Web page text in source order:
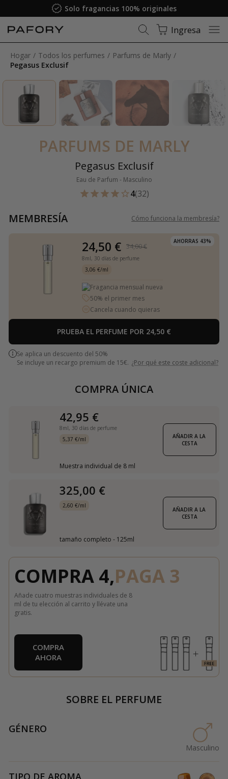
Solo fragancias 100% originales
Ingresa
Hogar Todos los perfumes
Parfums de Marly
Pegasus Exclusif
PARFUMS DE MARLY
Pegasus Exclusif
Eau de Parfum - Masculino
4(32)
MEMBRESÍA Cómo funciona la membresía?
AHORRAS 43%
24,50 € 34,00 €
8ml, 30 días de perfume
3,06 €/ml
Fragancia mensual nueva
50% el primer mes
Cancela cuando quieras
PRUEBA EL PERFUME POR 24,50 €
Se aplica un descuento del 50%
Se incluye un recargo premium de 15€. ¿Por qué este coste adicional?
COMPRA ÚNICA
42,95 €
8ml, 30 días de perfume
5,37 €/ml
Muestra individual de 8 ml
AÑADIR A LA
CESTA
325,00 €
2,60 €/ml
tamaño completo - 125ml
AÑADIR A LA
CESTA
COMPRA 4,PAGA 3
Añade cuatro muestras individuales de 8
ml de tu elección al carrito y llévate una
gratis.
COMPRA
AHORA
SOBRE EL PERFUME
GÉNERO
Masculino
TIPO DE AROMA